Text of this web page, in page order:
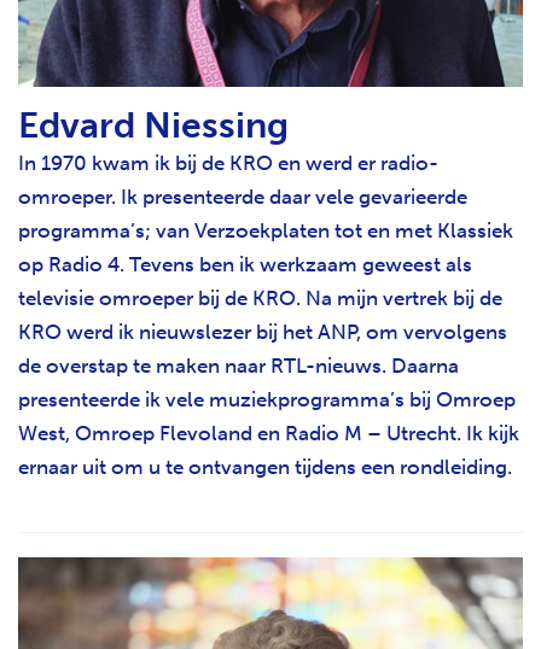
Edvard Niessing
In 1970 kwam ik bij de KRO en werd er radio-
omroeper. Ik presenteerde daar vele gevarieerde
programma’s; van Verzoekplaten tot en met Klassiek
op Radio 4. Tevens ben ik werkzaam geweest als
televisie omroeper bij de KRO. Na mijn vertrek bij de
KRO werd ik nieuwslezer bij het ANP, om vervolgens
de overstap te maken naar RTL-nieuws. Daarna
presenteerde ik vele muziekprogramma’s bij Omroep
West, Omroep Flevoland en Radio M – Utrecht. Ik kijk
ernaar uit om u te ontvangen tijdens een rondleiding.